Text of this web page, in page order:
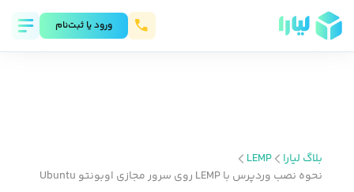
ورود يا ثبت‌نام
بلاگ لیارا
LEMP
نحوه نصب وردپرس با LEMP روی سرور مجازی اوبونتو Ubuntu